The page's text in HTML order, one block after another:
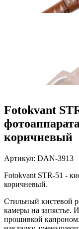
Fotokvant
коричневый
Артикул: DAN-3913
Fotokvant STR-51 -
коричневый.
Стильный кистевой
камеры на запястье.
прошивкой